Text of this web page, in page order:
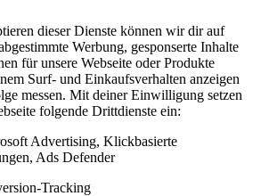
dieser Dienste können wir dir auf
Werbung, gesponserte Inhalte
für unsere Webseite oder Produkte
Surf- und Einkaufsverhalten anzeigen
messen. Mit deiner Einwilligung setzen
folgende Drittdienste ein:
Advertising, Klickbasierte
Ads Defender
Tracking